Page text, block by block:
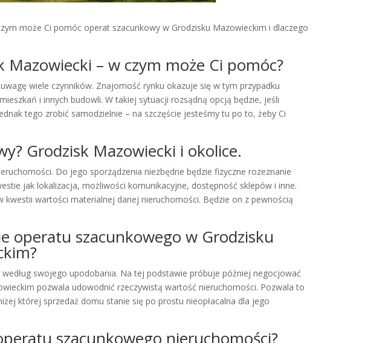
może Ci pomóc operat szacunkowy w Grodzisku Mazowieckim i dlaczego
– w czym może Ci pomóc?
wiele czynników. Znajomość rynku okazuje się w tym przypadku
i innych budowli. W takiej sytuacji rozsądną opcją będzie, jeśli
tego zrobić samodzielnie – na szczęście jesteśmy tu po to, żeby Ci
Grodzisk Mazowiecki i okolice.
Do jego sporządzenia niezbędne będzie fizyczne rozeznanie
jak lokalizacja, możliwości komunikacyjne, dostępność sklepów i inne.
wartości materialnej danej nieruchomości. Będzie on z pewnością
operatu szacunkowego w Grodzisku
swojego upodobania. Na tej podstawie próbuje później negocjować
pozwala udowodnić rzeczywistą wartość nieruchomości. Pozwala to
której sprzedaż domu stanie się po prostu nieopłacalna dla jego
szacunkowego nieruchomości?